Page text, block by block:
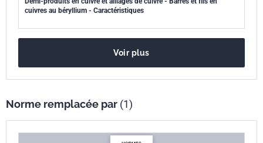
cuivres au béryllium - Caractéristiques
Voir plus
Norme remplacée par (1)